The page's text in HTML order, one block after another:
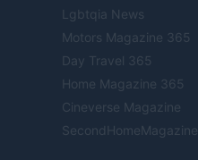
Lgbtqia News
Motors Magazine 365
Day Travel 365
Home Magazine 365
Cineverse Magazine
SecondHomeMagazine